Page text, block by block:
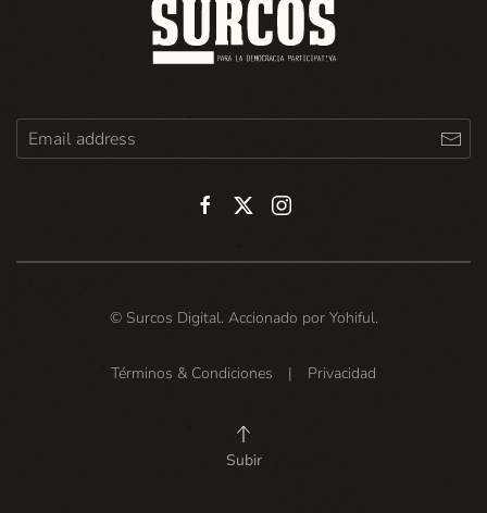
© Surcos Digital. Accionado por Yohiful.
Términos & Condiciones | Privacidad
Subir